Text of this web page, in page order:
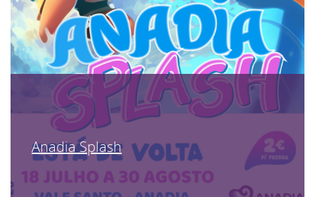
Anadia Splash